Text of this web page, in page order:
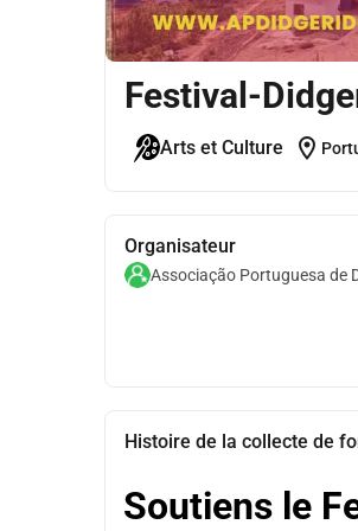
Festival-
Arts et Culture location_on
Organisateur
Associação Portuguesa de
Histoire de la collecte de
Soutiens le